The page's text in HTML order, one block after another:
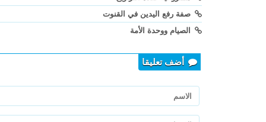
صفة رفع اليدين في القنوت
الصيام ووحدة الأمة
أضف تعليقا